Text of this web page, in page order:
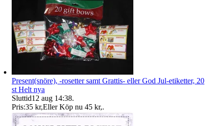
Present(snöre), -rosetter samt Grattis- eller God Jul-etiketter, 20
st Helt nya
Sluttid12 aug 14:38.
Pris:35 kr,Eller Köp nu 45 kr,.